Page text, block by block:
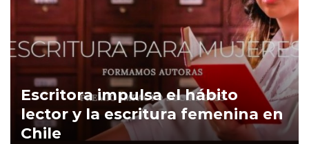
Escritora impulsa el hábito
lector y la escritura femenina en
Chile